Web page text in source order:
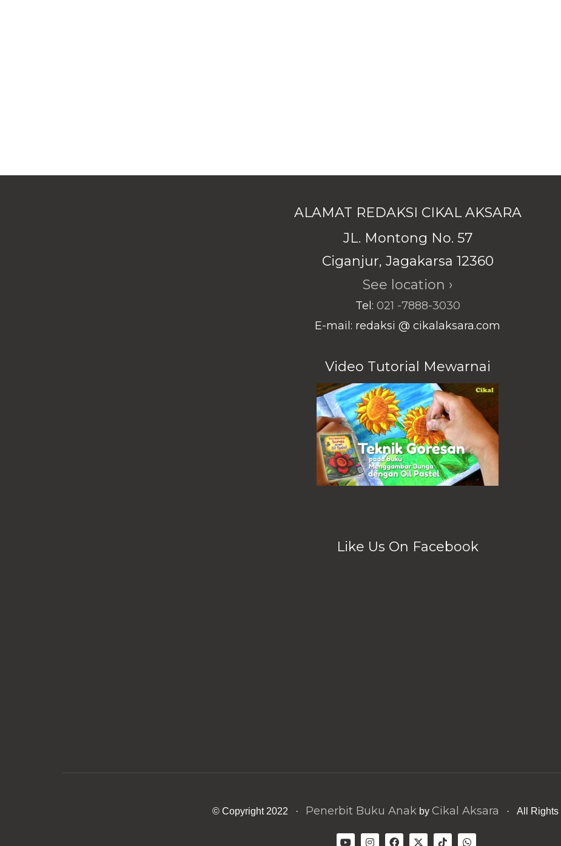
ALAMAT REDAKSI CIKAL AKSARA
JL. Montong No. 57
Ciganjur, Jagakarsa 12360
See location ›
Tel: 021 -7888-3030
E-mail: redaksi @ cikalaksara.com
Video Tutorial Mewarnai
Like Us On Facebook
© Copyright 2022 · Penerbit Buku Anak by Cikal Aksara · All Rights